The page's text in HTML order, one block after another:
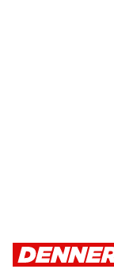
Voir
Heures
Mercredi